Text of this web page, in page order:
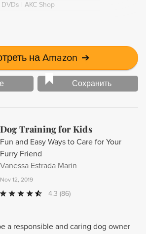
| AKC Shop
на Amazon ➔
Сохранить
Dog Training for Kids
Fun and Easy Ways to Care for Your
Furry Friend
Vanessa Estrada Marin
Nov 12, 2019
4.3 (86)
a responsible and caring dog owner